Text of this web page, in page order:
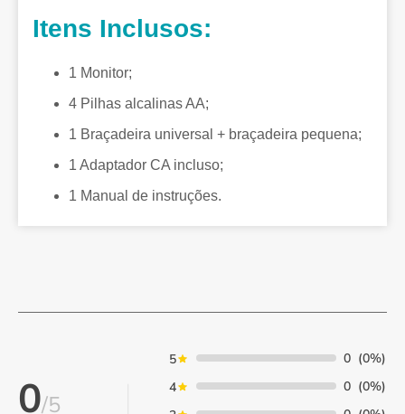
Itens Inclusos:
1 Monitor;
4 Pilhas alcalinas AA;
1 Braçadeira universal + braçadeira pequena;
1 Adaptador CA incluso;
1 Manual de instruções.
0/5
5 0 (0%)
4
0 (0%)